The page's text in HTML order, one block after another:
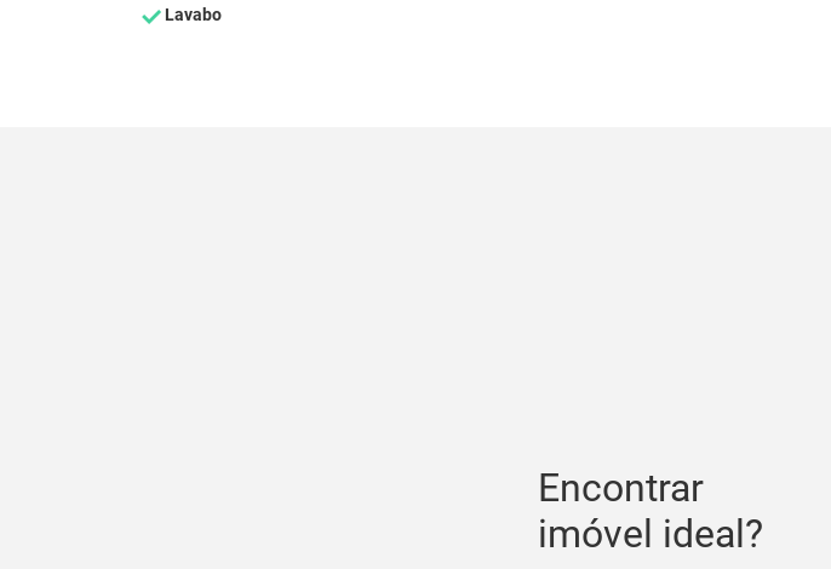
Lavabo
Encontrar
imóvel ideal?